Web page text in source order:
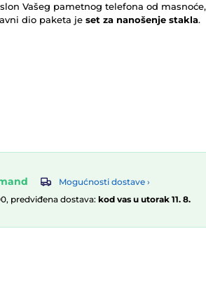
Vašeg pametnog telefona od masnoće,
dio paketa je set za nanošenje stakla.
Mogućnosti dostave ›
predviđena dostava: kod vas u utorak 11. 8.